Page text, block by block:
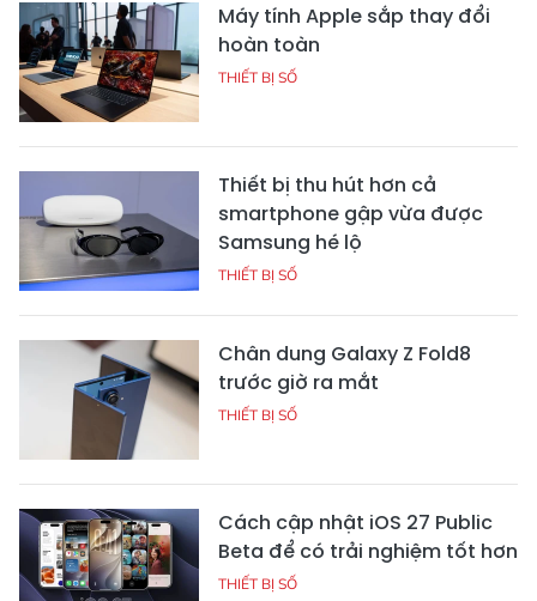
Máy tính Apple sắp thay đổi
hoàn toàn
THIẾT BỊ SỐ
Thiết bị thu hút hơn cả
smartphone gập vừa được
Samsung hé lộ
THIẾT BỊ SỐ
Chân dung Galaxy Z Fold8
trước giờ ra mắt
THIẾT BỊ SỐ
Cách cập nhật iOS 27 Public
Beta để có trải nghiệm tốt hơn
THIẾT BỊ SỐ